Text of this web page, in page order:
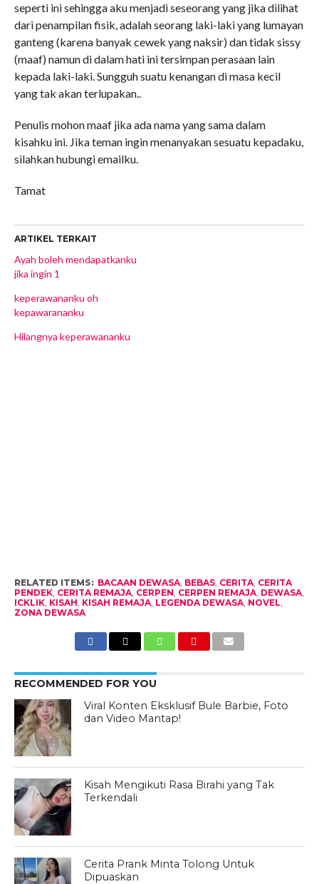
seperti ini sehingga aku menjadi seseorang yang jika dilihat
dari penampilan fisik, adalah seorang laki-laki yang lumayan
ganteng (karena banyak cewek yang naksir) dan tidak sissy
(maaf) namun di dalam hati ini tersimpan perasaan lain
kepada laki-laki. Sungguh suatu kenangan di masa kecil
yang tak akan terlupakan..
Penulis mohon maaf jika ada nama yang sama dalam
kisahku ini. Jika teman ingin menanyakan sesuatu kepadaku,
silahkan hubungi emailku.
Tamat
ARTIKEL TERKAIT
Ayah boleh mendapatkanku
jika ingin 1
keperawananku oh
kepawarananku
Hilangnya keperawananku
RELATED ITEMS: BACAAN DEWASA, BEBAS, CERITA, CERITA
PENDEK, CERITA REMAJA, CERPEN, CERPEN REMAJA, DEWASA,
ICKLIK, KISAH, KISAH REMAJA, LEGENDA DEWASA, NOVEL,
ZONA DEWASA
RECOMMENDED FOR YOU
Viral Konten Eksklusif Bule Barbie, Foto
dan Video Mantap!
Kisah Mengikuti Rasa Birahi yang Tak
Terkendali
Cerita Prank Minta Tolong Untuk
Dipuaskan